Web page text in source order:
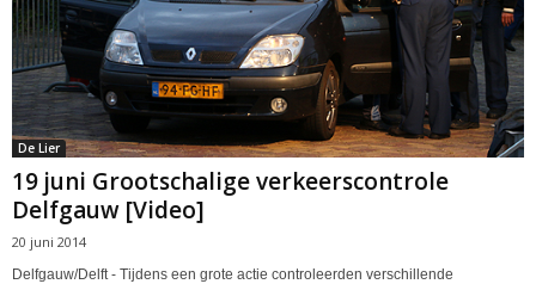
De Lier
19 juni Grootschalige verkeerscontrole
Delfgauw [Video]
20 juni 2014
Delfgauw/Delft - Tijdens een grote actie controleerden verschillende